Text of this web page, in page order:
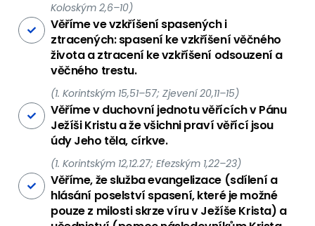
Koloským 2,6–10)
Věříme ve vzkříšení spasených i
ztracených: spasení ke vzkříšení věčného
života a ztracení ke vzkříšení odsouzení a
věčného trestu.
(1. Korintským 15,51–57; Zjevení 20,11–15)
Věříme v duchovní jednotu věřících v Pánu
Ježíši Kristu a že všichni praví věřící jsou
údy Jeho těla, církve.
(1. Korintským 12,12.27; Efezským 1,22–23)
Věříme, že služba evangelizace (sdílení a
hlásání poselství spasení, které je možné
pouze z milosti skrze víru v Ježíše Krista) a